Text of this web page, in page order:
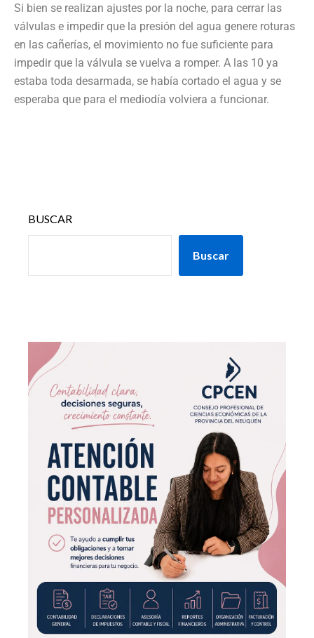
Si bien se realizan ajustes por la noche, para cerrar las
válvulas e impedir que la presión del agua genere roturas
en las cañerías, el movimiento no fue suficiente para
impedir que la válvula se vuelva a romper. A las 10 ya
estaba toda desarmada, se había cortado el agua y se
esperaba que para el mediodía volviera a funcionar.
BUSCAR
Buscar